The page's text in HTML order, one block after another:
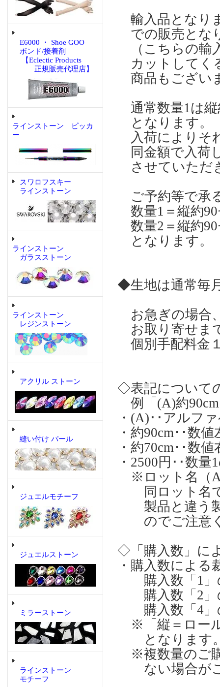
E6000 ・ Shoe GOO
ボンド/接着剤
【Eclectic Products
正規販売代理店】
ラインストーン ピッカ
ー
スワロフスキー
ラインストーン
ラインストーン
ガラスストーン
ラインストーン
レジンストーン
アクリル ストーン
縫い付け パール
ジュエルモチーフ
ジュエルストーン
ミラーストーン
ラインストーン
モチーフ
輸入品となり
での販売とな
（こちらの輸
カットしてく
商品もござい
通常数量1は縦
となります。
入荷によりそ
同金額で入荷
させていただ
ご予約等で承
数量1＝縦約90
数量2＝縦約90
となります。
◆生地は通常毎
お急ぎの場合
お取り寄せま
個別手配料金
◇表記について
例「(A)約
・(A)･･アルフ
・約90cm･･数
・約70cm･･数
・2500円･･数
※ロット名（
同ロット名で
製品と違う製
のでご注意
◇「購入数」に
・購入数による
購入数「1」
購入数「2」
購入数「4」
※「縦＝ロー
となります
※複数量のご
ない場合が